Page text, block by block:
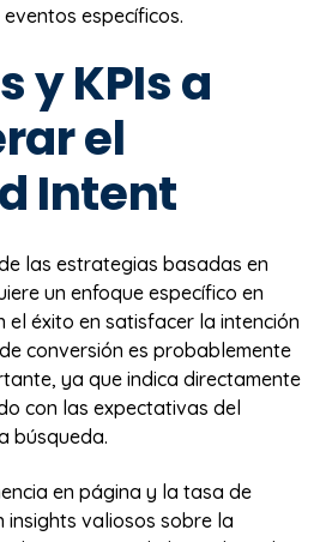
específicos.
y KPIs a
el
Intent
las estrategias basadas en
un enfoque específico en
el éxito en satisfacer la intención
conversión es probablemente
ya que indica directamente
con las expectativas del
búsqueda.
en página y la tasa de
valiosos sobre la